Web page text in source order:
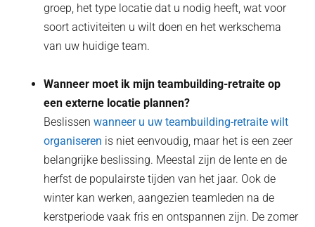
groep, het type locatie dat u nodig heeft, wat voor
soort activiteiten u wilt doen en het werkschema
van uw huidige team.
Wanneer moet ik mijn teambuilding-retraite op
een externe locatie plannen?
Beslissenwanneer u uw teambuilding-retraite wilt
organiseren is niet eenvoudig, maar het is een zeer
belangrijke beslissing. Meestal zijn de lente en de
herfst de populairste tijden van het jaar. Ook de
winter kan werken, aangezien teamleden na de
kerstperiode vaak fris en ontspannen zijn. De zomer